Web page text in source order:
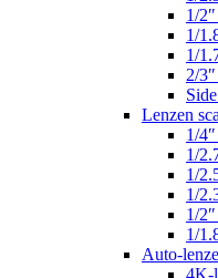
1/
1/
1/
2/
Lenzen
1/
1/
1/
1/
1/
1/
Auto-
4K-